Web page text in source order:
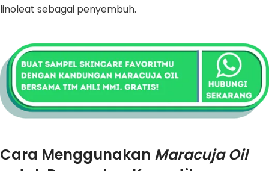
linoleat sebagai penyembuh.
Cara Menggunakan Maracuja Oil